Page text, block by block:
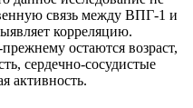
связь между ВПГ-1 и
корреляцию.
остаются возраст,
сердечно-сосудистые
активность.